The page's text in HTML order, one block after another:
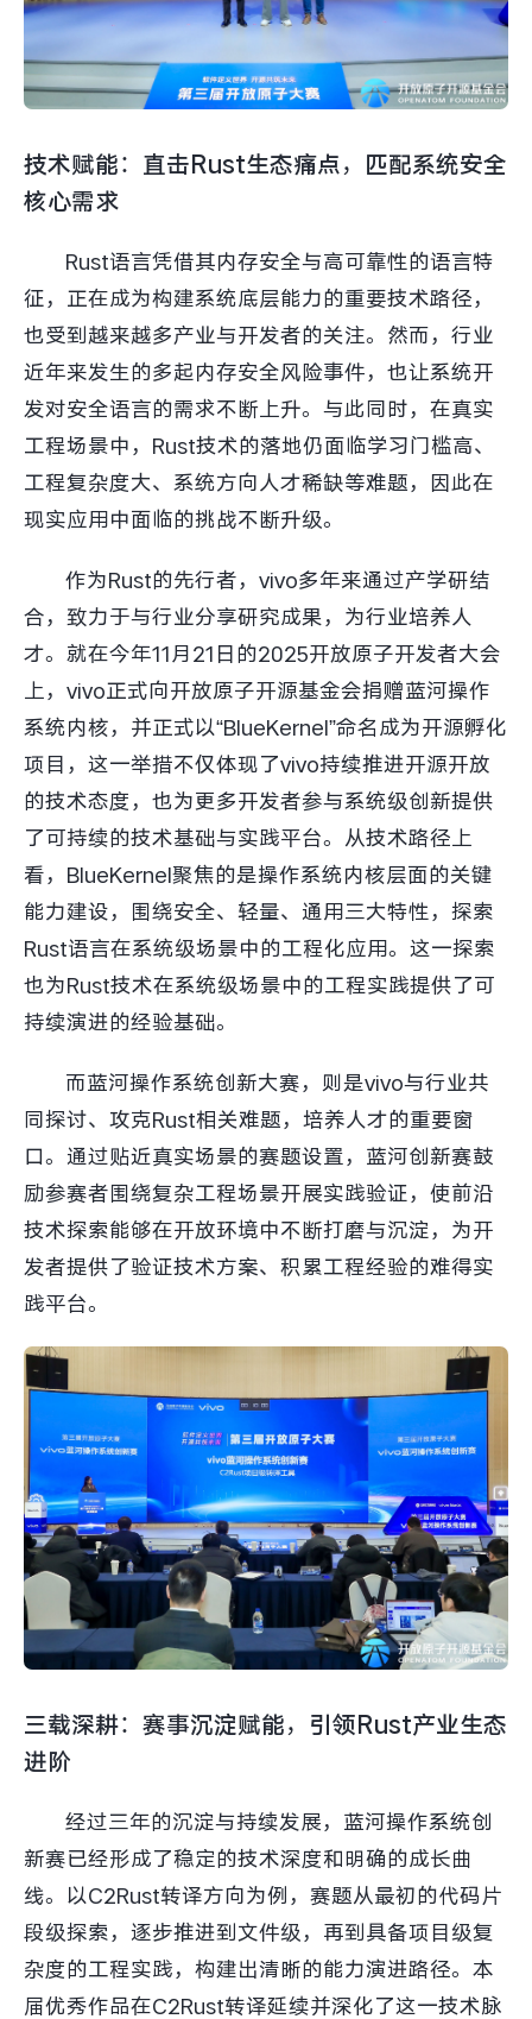
技术赋能：直击Rust生态痛点，匹配系统安全
核心需求
Rust语言凭借其内存安全与高可靠性的语言特
征，正在成为构建系统底层能力的重要技术路径，
也受到越来越多产业与开发者的关注。然而，行业
近年来发生的多起内存安全风险事件，也让系统开
发对安全语言的需求不断上升。与此同时，在真实
工程场景中，Rust技术的落地仍面临学习门槛高、
工程复杂度大、系统方向人才稀缺等难题，因此在
现实应用中面临的挑战不断升级。
作为Rust的先行者，vivo多年来通过产学研结
合，致力于与行业分享研究成果，为行业培养人
才。就在今年11月21日的2025开放原子开发者大会
上，vivo正式向开放原子开源基金会捐赠蓝河操作
系统内核，并正式以“BlueKernel”命名成为开源孵化
项目，这一举措不仅体现了vivo持续推进开源开放
的技术态度，也为更多开发者参与系统级创新提供
了可持续的技术基础与实践平台。从技术路径上
看，BlueKernel聚焦的是操作系统内核层面的关键
能力建设，围绕安全、轻量、通用三大特性，探索
Rust语言在系统级场景中的工程化应用。这一探索
也为Rust技术在系统级场景中的工程实践提供了可
持续演进的经验基础。
而蓝河操作系统创新大赛，则是vivo与行业共
同探讨、攻克Rust相关难题，培养人才的重要窗
口。通过贴近真实场景的赛题设置，蓝河创新赛鼓
励参赛者围绕复杂工程场景开展实践验证，使前沿
技术探索能够在开放环境中不断打磨与沉淀，为开
发者提供了验证技术方案、积累工程经验的难得实
践平台。
三载深耕：赛事沉淀赋能，引领Rust产业生态
进阶
经过三年的沉淀与持续发展，蓝河操作系统创
新赛已经形成了稳定的技术深度和明确的成长曲
线。以C2Rust转译方向为例，赛题从最初的代码片
段级探索，逐步推进到文件级，再到具备项目级复
杂度的工程实践，构建出清晰的能力演进路径。本
届优秀作品在C2Rust转译延续并深化了这一技术脉